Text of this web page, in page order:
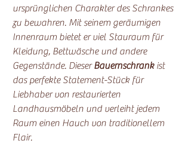
ursprünglichen Charakter des Schrankes
zu bewahren. Mit seinem geräumigen
Innenraum bietet er viel Stauraum für
Kleidung, Bettwäsche und andere
Gegenstände. DieserBauernschrankist
das perfekte Statement-Stück für
Liebhaber von restaurierten
Landhausmöbeln und verleiht jedem
Raum einen Hauch von traditionellem
Flair.